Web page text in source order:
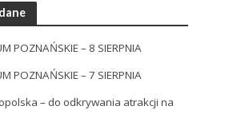
POZNAŃSKIE – 8 SIERPNIA
POZNAŃSKIE – 7 SIERPNIA
– do odkrywania atrakcji na